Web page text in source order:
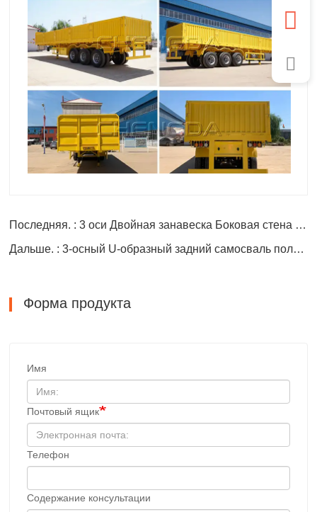
Последняя. : 3 оси Двойная занавеска Боковая стена Трейлер
Дальше. : 3-осный U-образный задний самосваль полуприцеп
Форма продукта
Имя
Почтовый ящик
Телефон
Содержание консультации